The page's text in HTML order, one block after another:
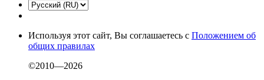
Используя этот сайт, Вы соглашаетесь с Положением об
общих правилах
©2010—2026